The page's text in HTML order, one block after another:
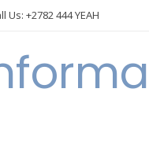
Us: +2782 444 YEAH